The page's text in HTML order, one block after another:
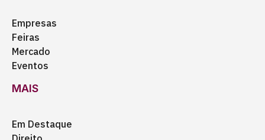
Empresas
Feiras
Mercado
Eventos
MAIS
Em Destaque